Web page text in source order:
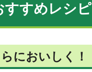
すすめレシピ
においしく！